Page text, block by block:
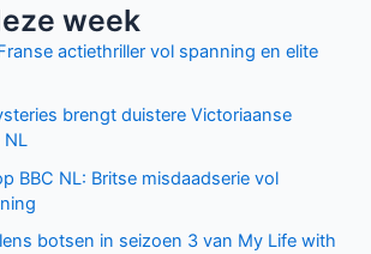
week
actiethriller vol spanning en elite
brengt duistere Victoriaanse
NL
BBC NL: Britse misdaadserie vol
botsen in seizoen 3 van My Life with